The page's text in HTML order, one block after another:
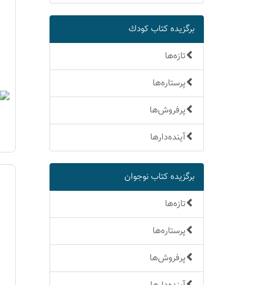
برگزیده كتاب كودك
تازه‌ها
پرستاره‌ها
پرفروش‌ها
آینده‌دارها
برگزیده كتاب نوجوان
تازه‌ها
پرستاره‌ها
پرفروش‌ها